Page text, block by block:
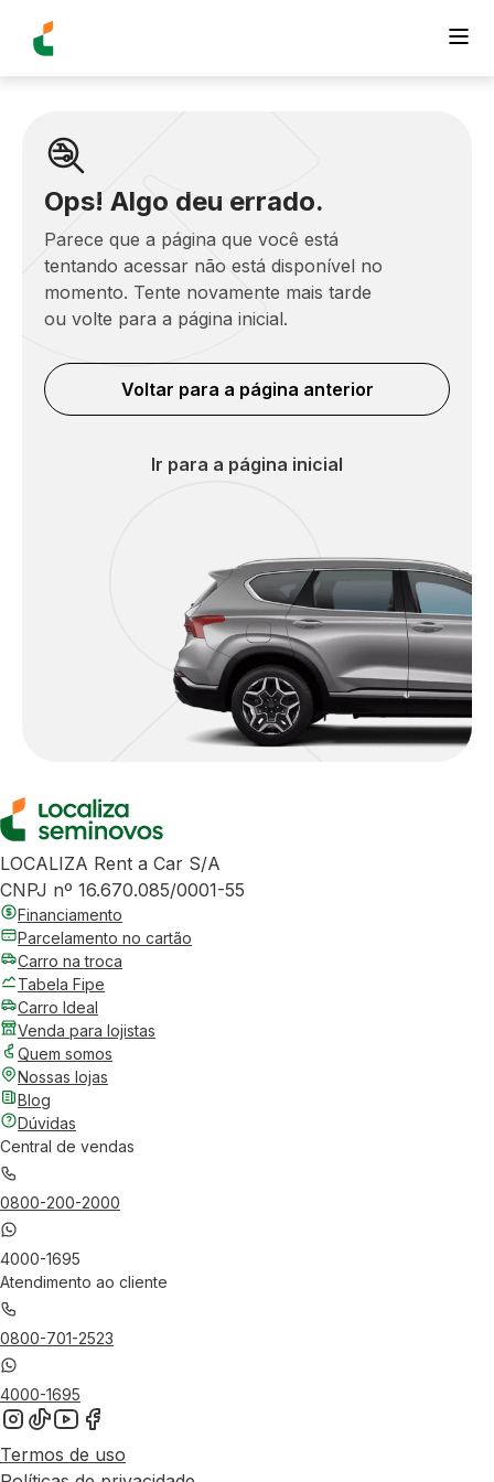
Ops! Algo deu errado.
Parece que a página que você está
tentando acessar não está disponível no
momento. Tente novamente mais tarde
ou volte para a página inicial.
Voltar para a página anterior
Ir para a página inicial
LOCALIZA Rent a Car S/A
CNPJ nº 16.670.085/0001-55
Financiamento
Parcelamento no cartão
Carro na troca
Tabela Fipe
Carro Ideal
Venda para lojistas
Quem somos
Nossas lojas
Blog
Dúvidas
Central de vendas
0800-200-2000
4000-1695
Atendimento ao cliente
0800-701-2523
4000-1695
Termos de uso